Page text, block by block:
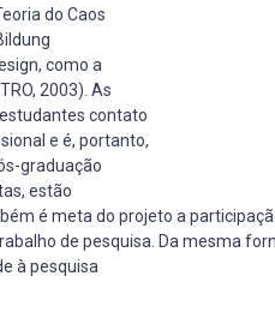
do Caos
como a
2003). As
contato
e é, portanto,
graduação
estão
é meta do projeto a
de pesquisa. Da mesma
à pesquisa